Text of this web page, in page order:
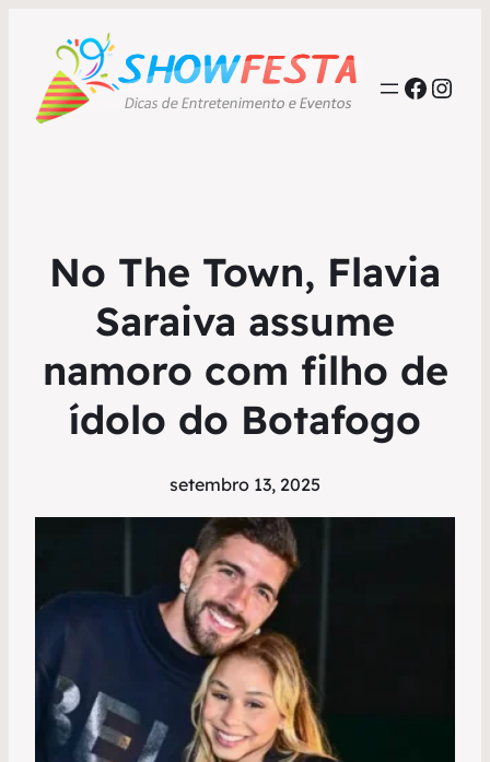
No The Town, Flavia
Saraiva assume
namoro com filho de
ídolo do Botafogo
setembro 13, 2025